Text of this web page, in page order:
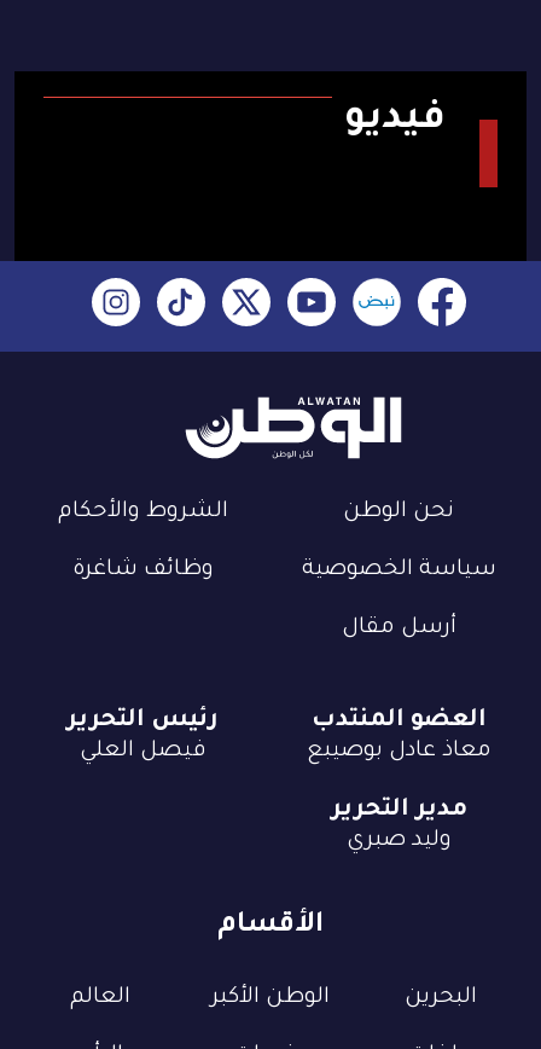
فيديو
نحن الوطن الشروط والأحكام
سياسة الخصوصية وظائف شاغرة
أرسل مقال
الأقسام
البحرين الوطن الأكبر العالم
العضو المنتدب
معاذ عادل بوصيبع
رئيس التحرير
فيصل العلي
مدير التحرير
وليد صبري